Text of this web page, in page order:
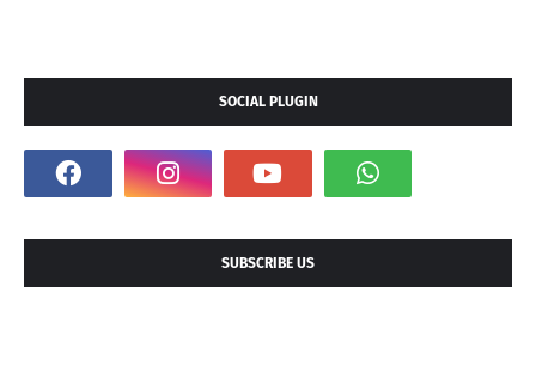
SOCIAL PLUGIN
SUBSCRIBE US